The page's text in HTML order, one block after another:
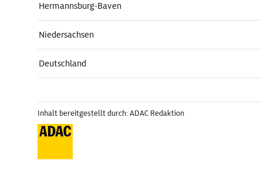
Hermannsburg-Baven
Niedersachsen
Deutschland
Inhalt bereitgestellt durch: ADAC Redaktion